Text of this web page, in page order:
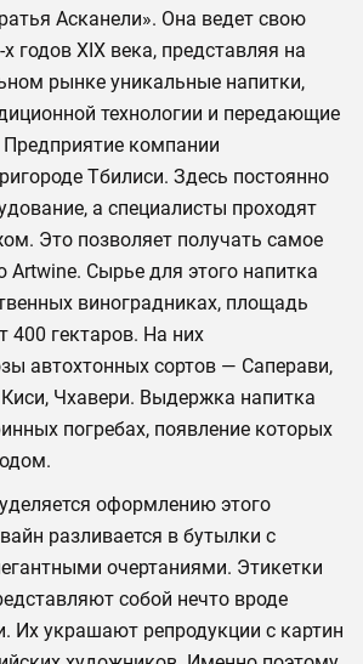
Асканели». Она ведет свою
годов XIX века, представляя на
рынке уникальные напитки,
технологии и передающие
компании
Тбилиси. Здесь постоянно
а специалисты проходят
Это позволяет получать самое
Artwine. Сырье для этого напитка
виноградниках, площадь
400 гектаров. На них
автохтонных сортов — Саперави,
Чхавери. Выдержка напитка
погребах, появление которых
оформлению этого
разливается в бутылки с
очертаниями. Этикетки
собой нечто вроде
Их украшают репродукции с картин